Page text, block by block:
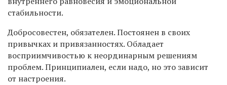
стабильности.
Добросовестен, обязателен. Постоянен в своих
привычках и привязанностях. Обладает
восприимчивостью к неординарным решениям
проблем. Принципиален, если надо, но это зависит
от настроения.